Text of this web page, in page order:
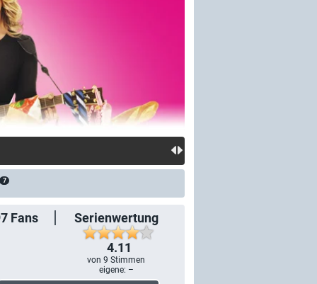
7
Fans
Serienwertung
4.11
von9 Stimmen
eigene: –